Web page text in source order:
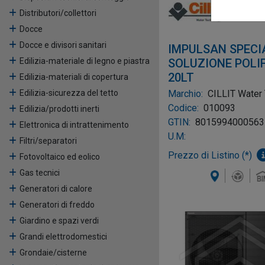
Distributori/collettori
Docce
Docce e divisori sanitari
Edilizia-materiale di legno e piastra
Edilizia-materiali di copertura
Edilizia-sicurezza del tetto
Edilizia/prodotti inerti
Elettronica di intrattenimento
Filtri/separatori
Fotovoltaico ed eolico
Gas tecnici
Generatori di calore
Generatori di freddo
Giardino e spazi verdi
Grandi elettrodomestici
Grondaie/cisterne
IMPULSAN
SOLUZIONE
20LT
Marchio: CILLIT Water
Codice: 010093
GTIN: 8015994000563
U.M:
Prezzo di Listino (*)